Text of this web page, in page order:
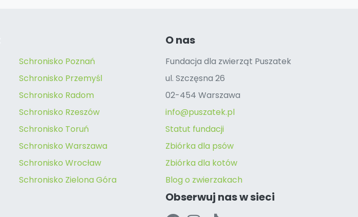
Schronisko Poznań
Schronisko Przemyśl
Schronisko Radom
Schronisko Rzeszów
Schronisko Toruń
Schronisko Warszawa
Schronisko Wrocław
Schronisko Zielona Góra
O nas
Fundacja dla zwierząt Puszatek
ul. Szczęsna 26
02-454 Warszawa
info@puszatek.pl
Statut fundacji
Zbiórka dla psów
Zbiórka dla kotów
Blog o zwierzakach
Obserwuj nas w sieci